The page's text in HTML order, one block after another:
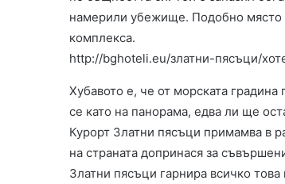
намерили убежище. Подобно място
комплекса.
http://bghoteli.eu/златни-пясъци/
Хубавото е, че от морската
се като на панорама, едва ли ще
Курорт Златни пясъци примамва в
на страната допринася за
Златни пясъци гарнира всичко